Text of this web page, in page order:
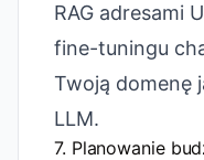
RAG adresami
fine-tuningu
Twoją domenę
LLM.
7. Planowanie